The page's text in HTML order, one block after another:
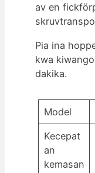
av en
Pia ina
kwa
dakika.
Model
Kecepat
an
kemasan